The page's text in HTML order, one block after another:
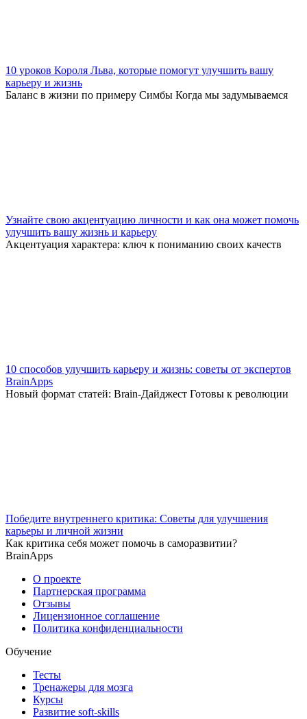
10 уроков Короля Льва, которые помогут улучшить вашу
карьеру и жизнь
Баланс в жизни по примеру Симбы Когда мы задумываемся
Узнайте свою акцентуацию личности и как она может помочь
улучшить вашу жизнь и карьеру
Акцентуация характера: ключ к пониманию своих качеств
10 способов улучшить карьеру и жизнь: советы от экспертов
BrainApps
Новый формат статей: Brain-Дайджест Готовы к революции
Победите внутреннего критика: Советы для улучшения
карьеры и личной жизни
Как критика себя может помочь в саморазвитии?
BrainApps
О проекте
Партнерская программа
Отзывы
Лицензионное соглашение
Политика конфиденциальности
Обучение
Тесты
Тренажеры для мозга
Курсы
Развитие soft-skills